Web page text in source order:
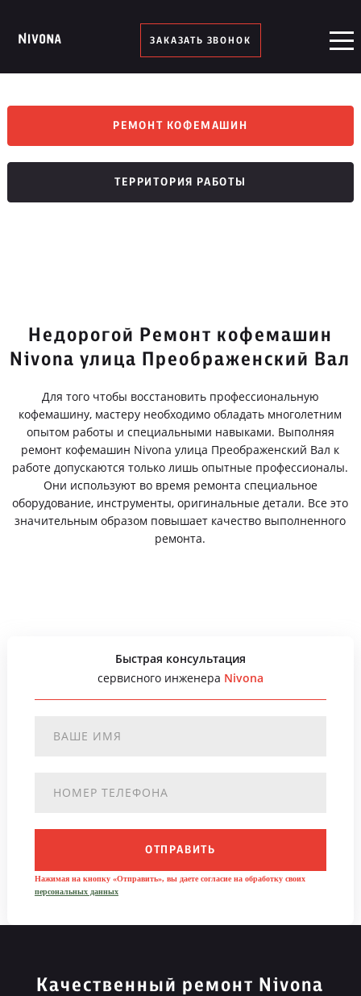
ЗАКАЗАТЬ ЗВОНОК
РЕМОНТ КОФЕМАШИН
ТЕРРИТОРИЯ РАБОТЫ
Недорогой Ремонт кофемашин
Nivona улица Преображенский Вал
Для того чтобы восстановить профессиональную
кофемашину, мастеру необходимо обладать многолетним
опытом работы и специальными навыками. Выполняя
ремонт кофемашин Nivona улица Преображенский Вал к
работе допускаются только лишь опытные профессионалы.
Они используют во время ремонта специальное
оборудование, инструменты, оригинальные детали. Все это
значительным образом повышает качество выполненного
ремонта.
Быстрая консультация
сервисного инженера Nivona
ОТПРАВИТЬ
Нажимая на кнопку «Отправить», вы даете согласие на обработку своих
персональных данных
Качественный ремонт Nivona